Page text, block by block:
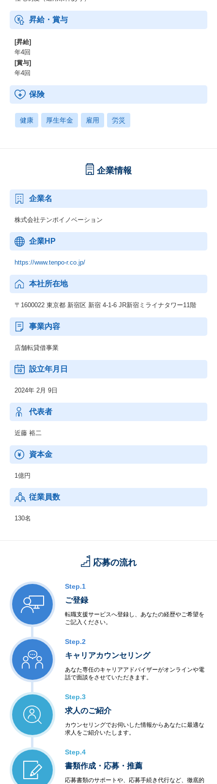
昇給・賞与
[昇給]
年4回
[賞与]
年4回
保険
健康 厚生年金 雇用 労災
企業情報
企業名
株式会社テンポイノベーション
企業HP
https://www.tenpo-r.co.jp/
本社所在地
〒1600022 東京都 新宿区 新宿 4-1-6 JR新宿ミライナタワー11階
事業内容
店舗転貸借事業
設立年月日
2024年 2月 9日
代表者
近藤 裕二
資本金
1億円
従業員数
130名
応募の流れ
Step.1
ご登録
転職支援サービスへ登録し、あなたの経歴やご希望を
ご記入ください。
Step.2
キャリアカウンセリング
あなた専任のキャリアアドバイザーがオンラインや電
話で面談をさせていただきます。
Step.3
求人のご紹介
カウンセリングでお伺いした情報からあなたに最適な
求人をご紹介いたします。
Step.4
書類作成・応募・推薦
応募書類のサポートや、応募手続き代行など、徹底的